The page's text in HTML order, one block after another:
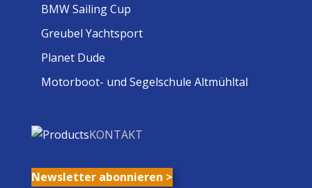
BMW Sailing Cup
Greubel Yachtsport
Planet Dude
Motorboot- und Segelschule Altmühltal
KONTAKT
Newsletter abonnieren >